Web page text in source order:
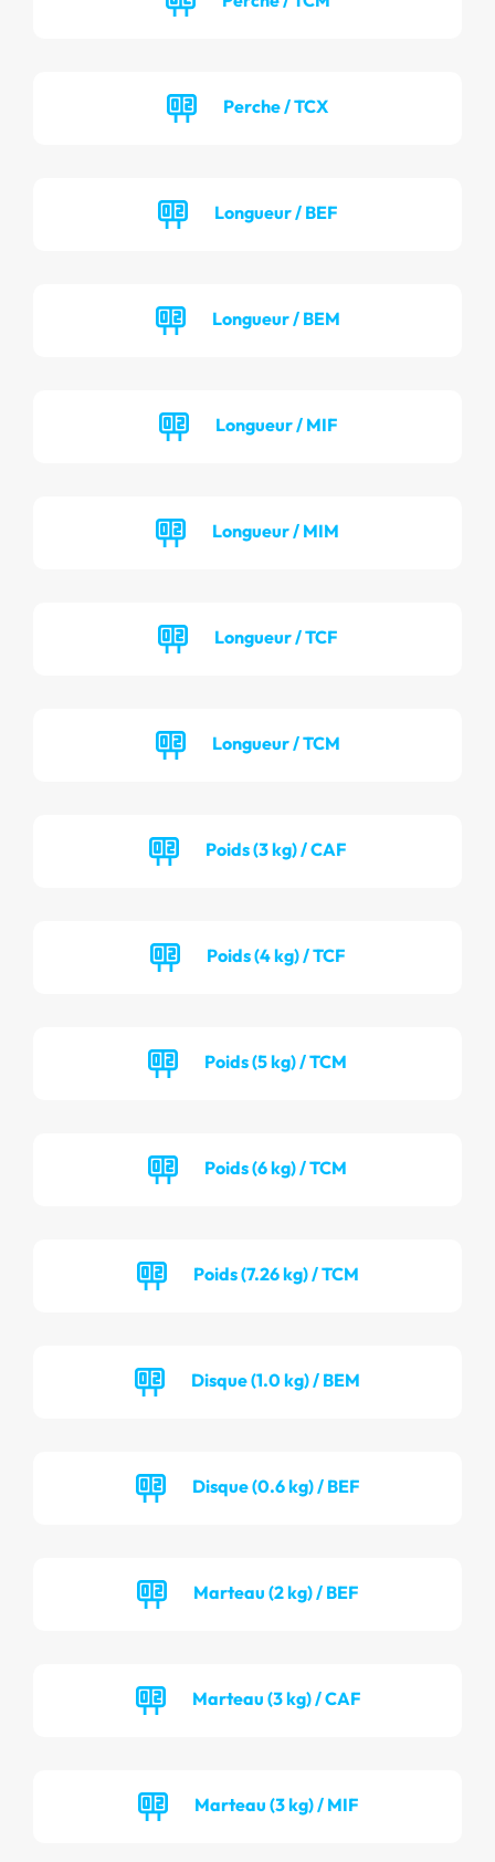
Perche / TCX
Longueur / BEF
Longueur / BEM
Longueur / MIF
Longueur / MIM
Longueur / TCF
Longueur / TCM
Poids (3 kg) / CAF
Poids (4 kg) / TCF
Poids (5 kg) / TCM
Poids (6 kg) / TCM
Poids (7.26 kg) / TCM
Disque (1.0 kg) / BEM
Disque (0.6 kg) / BEF
Marteau (2 kg) / BEF
Marteau (3 kg) / CAF
Marteau (3 kg) / MIF